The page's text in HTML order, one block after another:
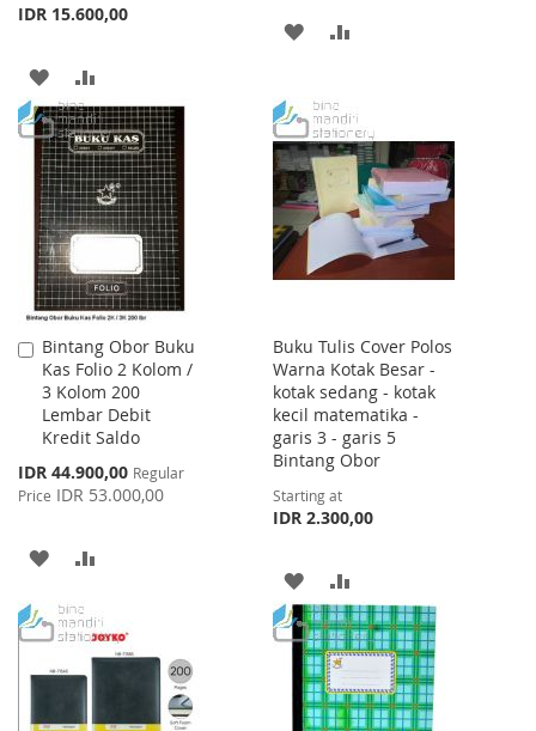
IDR 15.600,00
ADD
TO
WISH
LIST
TO
COMPARE
ADD
WISH
LIST
COMPARE
Bintang Obor Buku
Kas Folio 2 Kolom /
3 Kolom 200
Lembar Debit
Kredit Saldo
Special
Price
IDR 44.900,00 Regular
Price IDR 53.000,00
Add
to
Cart
ADD
WISH
LIST
COMPARE
Buku Tulis Cover Polos
Warna Kotak Besar -
kotak sedang - kotak
kecil matematika -
garis 3 - garis 5
Bintang Obor
Starting at
IDR 2.300,00
ADD
TO
WISH
LIST
TO
COMPARE